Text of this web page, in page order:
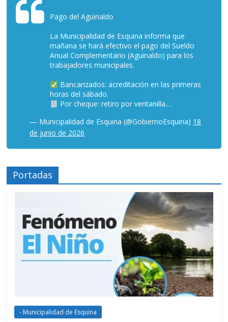
Pago del Aguinaldo
La Municipalidad de Esquina informa que
mañana se hará efectivo el pago del Sueldo
Anual Complementario (Aguinaldo) para los
trabajadores municipales.
Bancarizados: acreditación en las primeras
horas del sábado.
Por cheque: retiro por ventanilla.…
— Municipalidad de Esquina (@GobiernoEsquina) 18
de junio de 2026
Portadas
- Municipalidad de Esquina